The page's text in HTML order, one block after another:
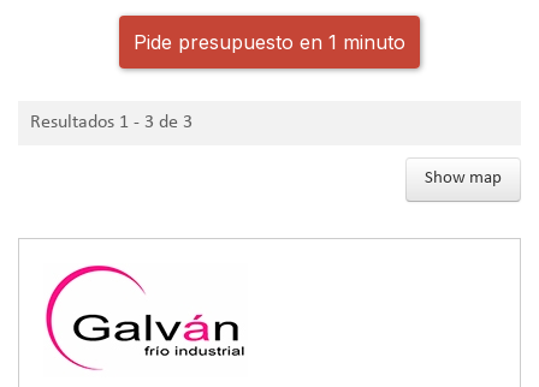
Pide presupuesto en 1 minuto
Resultados 1 - 3 de 3
Show map